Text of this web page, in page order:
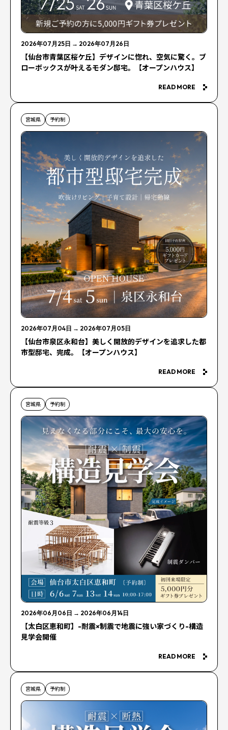
2026年07月25日 → 2026年07月26日
【仙台市青葉区桜ケ丘】デザインに惚れ、空気に驚く。ブ
ローボックスが叶えるモダン邸宅。【オープンハウス】
READ MORE
宮城県 予約制
2026年07月04日 → 2026年07月05日
【仙台市泉区永和台】美しく開放的デザインを追求した都
市型邸宅、完成。【オープンハウス】
READ MORE
宮城県 予約制
2026年06月06日 → 2026年06月14日
【太白区恵和町】-耐震×制震で地震に強い家づくり-構造
見学会開催
READ MORE
宮城県 予約制